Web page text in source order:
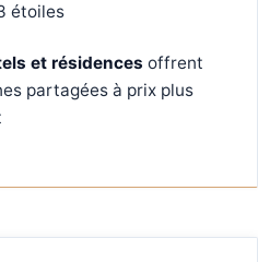
étoiles
et résidences offrent
partagées à prix plus